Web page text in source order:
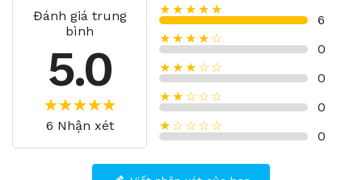
Đánh giá trung
bình
5.0
6 Nhận xét
★★★★★
6
★★★★☆
0
★★★☆☆
0
★★☆☆☆
0
★☆☆☆☆
0